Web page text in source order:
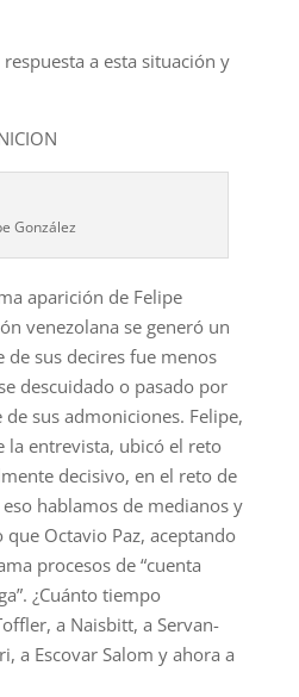
a esta situación y
González
aparición de Felipe
venezolana se generó un
sus decires fue menos
descuidado o pasado por
sus admoniciones. Felipe,
la entrevista, ubicó el reto
decisivo, en el reto de
hablamos de medianos y
que Octavio Paz, aceptando
procesos de “cuenta
¿Cuánto tiempo
a Naisbitt, a Servan-
a Escovar Salom y ahora a